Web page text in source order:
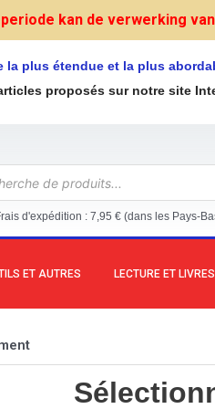
kan de verwerking
la plus étendue et la plus
proposés sur notre site
d'expédition : 7,95 € (dans les Pays-
ET AUTRES LECTURE ET LIVRES